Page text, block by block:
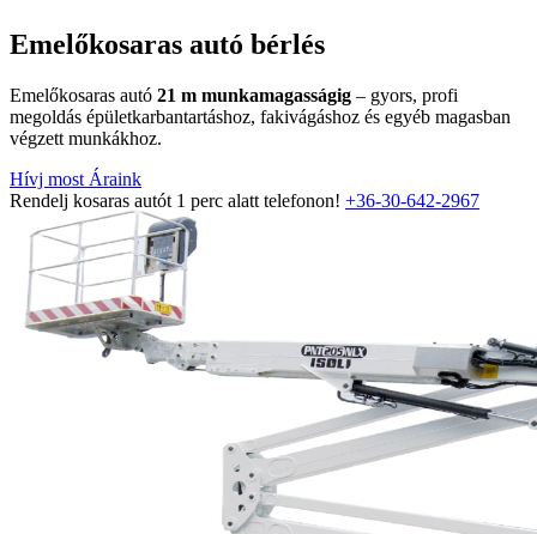
Emelőkosaras autó bérlés
Emelőkosaras autó 21 m munkamagasságig – gyors, profi
megoldás épületkarbantartáshoz, fakivágáshoz és egyéb magasban
végzett munkákhoz.
Hívj most Áraink
Rendelj kosaras autót 1 perc alatt telefonon! +36-30-642-2967